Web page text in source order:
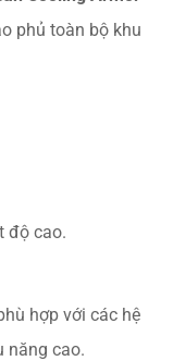
phủ toàn bộ khu
độ cao.
hợp với các hệ
năng cao.